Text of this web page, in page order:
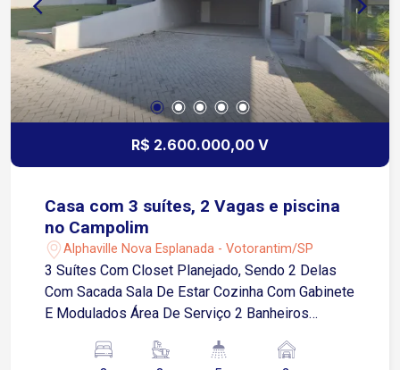
R$ 2.600.000,00 V
Casa com 3 suítes, 2 Vagas e piscina
no Campolim
Alphaville Nova Esplanada - Votorantim/SP
3 Suítes Com Closet Planejado, Sendo 2 Delas
Com Sacada Sala De Estar Cozinha Com Gabinete
E Modulados Área De Serviço 2 Banheiros
Piscina Localização Próximo À Av. Gisele